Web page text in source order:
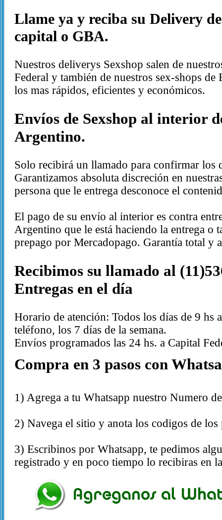
Llame ya y reciba su Delivery
capital o GBA.
Nuestros deliverys Sexshop salen de
Federal y también de nuestros sex-shops
los mas rápidos, eficientes y económicos.
Envíos de Sexshop al interior
Argentino.
Solo recibirá un llamado para confirmar los
Garantizamos absoluta discreción en
persona que le entrega desconoce el
El pago de su envío al interior es contra
Argentino que le está haciendo la entrega o
prepago por Mercadopago. Garantía total y
Recibimos su llamado al
Entregas en el día
Horario de atención: Todos los días de 9
teléfono, los 7 días de la semana.
Envíos programados las 24 hs. a Capital
Compra en 3 pasos con
1) Agrega a tu Whatsapp nuestro Numero
2) Navega el sitio y anota los codigos de
3) Escribinos por Whatsapp, te pedimos
registrado y en poco tiempo lo recibiras en